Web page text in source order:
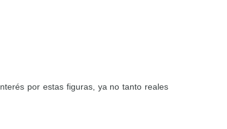
por estas figuras, ya no tanto reales